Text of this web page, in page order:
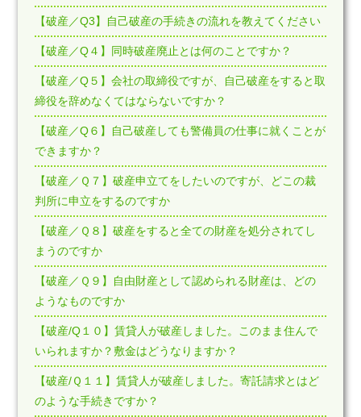
【破産／Q3】自己破産の手続きの流れを教えてください
【破産／Q４】同時破産廃止とは何のことですか？
【破産／Q５】会社の取締役ですが、自己破産をすると取
締役を辞めなくてはならないですか？
【破産／Q６】自己破産しても警備員の仕事に就くことが
できますか？
【破産／Ｑ７】破産申立てをしたいのですが、どこの裁
判所に申立をするのですか
【破産／Ｑ８】破産をすると全ての財産を処分されてし
まうのですか
【破産／Ｑ９】自由財産として認められる財産は、どの
ようなものですか
【破産/Q１０】賃貸人が破産しました。このまま住んで
いられますか？敷金はどうなりますか？
【破産/Ｑ１１】賃貸人が破産しました。寄託請求とはど
のような手続きですか？